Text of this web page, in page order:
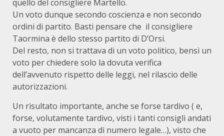
quello del consigliere Martello.
Un voto dunque secondo coscienza e non secondo
ordini di partito. Basti pensare che il consigliere
Taormina è dello stesso partito di D’Orsi.
Del resto, non si trattava di un voto politico, bensì un
voto per chiedere solo la dovuta verifica
dell’avvenuto rispetto delle leggi, nel rilascio delle
autorizzazioni.
Un risultato importante, anche se forse tardivo ( e,
forse, volutamente tardivo, visti i tanti consigli andati
a vuoto per mancanza di numero legale…), visto che